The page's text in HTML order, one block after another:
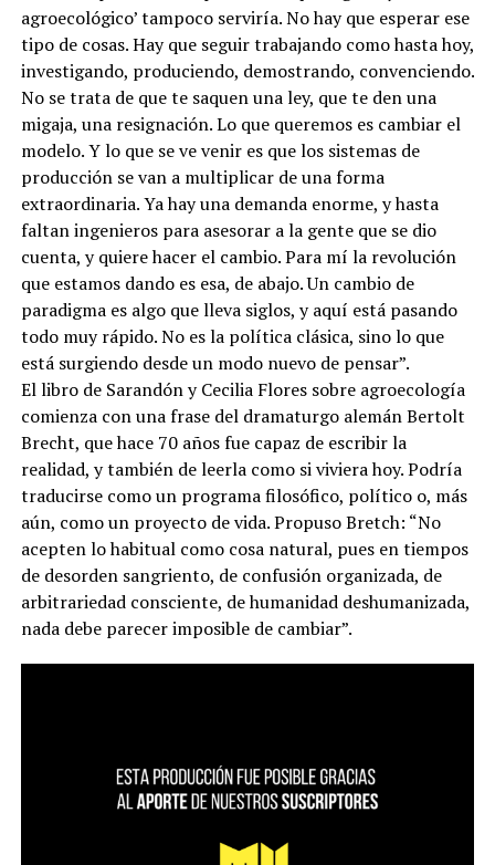
agroecológico’ tampoco serviría. No hay que esperar ese
tipo de cosas. Hay que seguir trabajando como hasta hoy,
investigando, produciendo, demostrando, convenciendo.
No se trata de que te saquen una ley, que te den una
migaja, una resignación. Lo que queremos es cambiar el
modelo. Y lo que se ve venir es que los sistemas de
producción se van a multiplicar de una forma
extraordinaria. Ya hay una demanda enorme, y hasta
faltan ingenieros para asesorar a la gente que se dio
cuenta, y quiere hacer el cambio. Para mí la revolución
que estamos dando es esa, de abajo. Un cambio de
paradigma es algo que lleva siglos, y aquí está pasando
todo muy rápido. No es la política clásica, sino lo que
está surgiendo desde un modo nuevo de pensar”.
El libro de Sarandón y Cecilia Flores sobre agroecología
comienza con una frase del dramaturgo alemán Bertolt
Brecht, que hace 70 años fue capaz de escribir la
realidad, y también de leerla como si viviera hoy. Podría
traducirse como un programa filosófico, político o, más
aún, como un proyecto de vida. Propuso Bretch: “No
acepten lo habitual como cosa natural, pues en tiempos
de desorden sangriento, de confusión organizada, de
arbitrariedad consciente, de humanidad deshumanizada,
nada debe parecer imposible de cambiar”.